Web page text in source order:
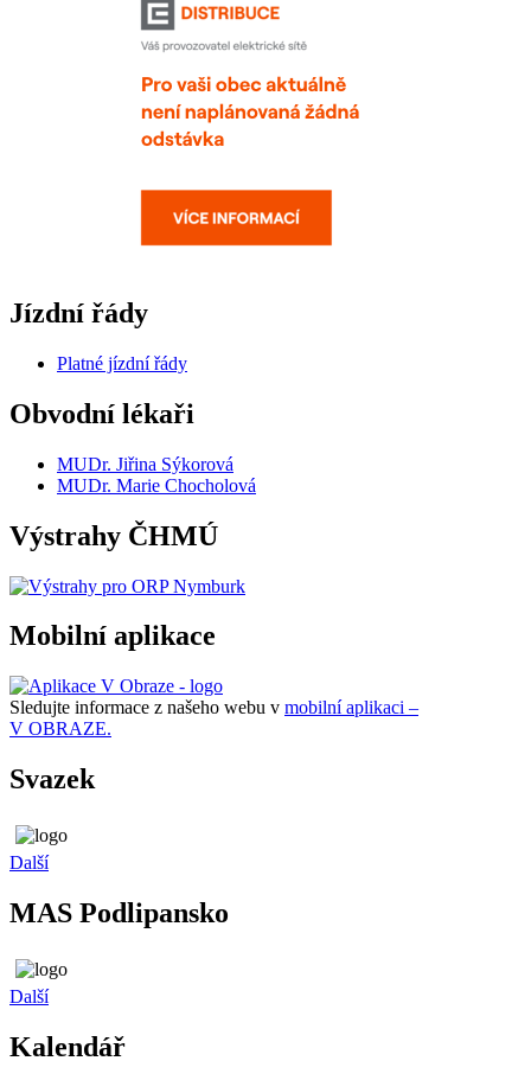
Jízdní řády
Platné jízdní řády
Obvodní lékaři
MUDr. Jiřina Sýkorová
MUDr. Marie Chocholová
Výstrahy ČHMÚ
Mobilní aplikace
Sledujte informace z našeho webu v mobilní aplikaci –
V OBRAZE.
Svazek
Další
MAS Podlipansko
Další
Kalendář